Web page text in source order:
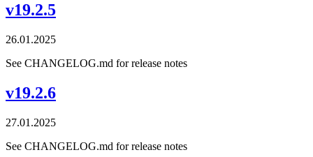
v19.2.5
26.01.2025
See CHANGELOG.md for release notes
v19.2.6
27.01.2025
See CHANGELOG.md for release notes